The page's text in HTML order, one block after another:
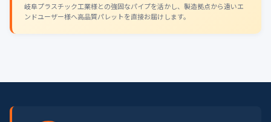
岐阜プラスチック工業様との強固なパイプを活かし、製造拠点から遠いエ
ンドユーザー様へ高品質パレットを直接お届けします。